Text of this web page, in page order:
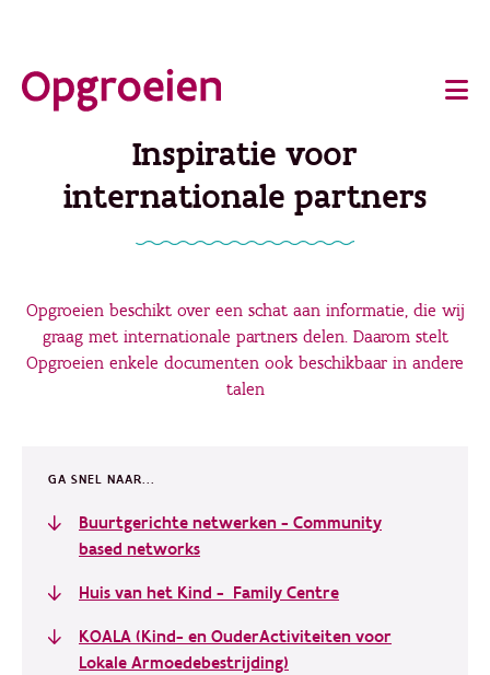
direct
Main
navigationInspiratie voor
internationale partners
Opgroeien beschikt over een schat aan informatie, die wij
graag met internationale partners delen. Daarom stelt
Opgroeien enkele documenten ook beschikbaar in andere
talen
GA SNEL NAAR...
Buurtgerichte netwerken - Community
based networks
Huis van het Kind - Family Centre
KOALA (Kind- en OuderActiviteiten voor
Lokale Armoedebestrijding)